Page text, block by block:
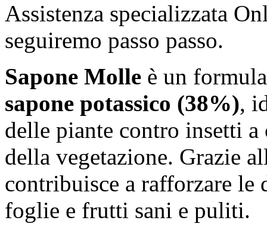
Assistenza specializzata
seguiremo passo passo.
Sapone Molle è un
sapone potassico (38%),
delle piante contro insetti
della vegetazione. Grazie
contribuisce a rafforzare le
foglie e frutti sani e puliti.